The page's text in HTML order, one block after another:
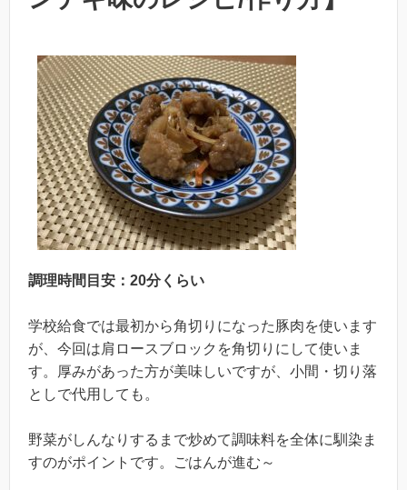
調理時間目安：20分くらい
学校給食では最初から角切りになった豚肉を使います
が、今回は肩ロースブロックを角切りにして使いま
す。厚みがあった方が美味しいですが、小間・切り落
としで代用しても。
野菜がしんなりするまで炒めて調味料を全体に馴染ま
すのがポイントです。ごはんが進む～